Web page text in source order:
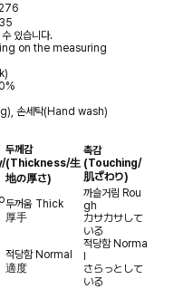
276
35
있습니다.
on the measuring
손세탁(Hand wash)
두께감
(Thickness/生
地の厚さ)
촉감
(Touching/
肌ざわり)
두꺼움 Thick
厚手
까슬거림 Rou
gh
カサカサして
いる
적당함 Normal
適度
적당함 Norma
l
さらっとして
いる